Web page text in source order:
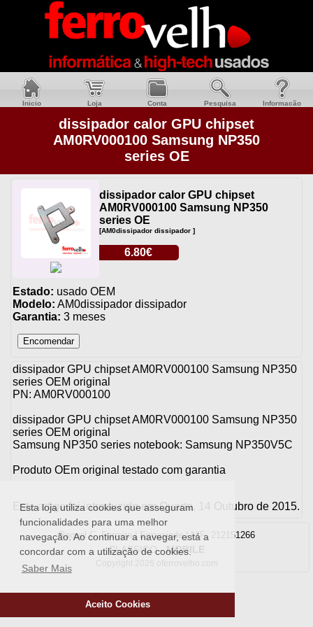
Esta loja utiliza cookies que asseguram
funcionalidades para uma melhor
navegação. Ao continuar a navegar, está a
concordar com a utilização de cookies.
Saber Mais
Aceito Cookies
Inicio Loja Conta Pesquisa Informacão
dissipador calor GPU chipset
AM0RV000100 Samsung NP350
series OE
dissipador calor GPU chipset
AM0RV000100 Samsung NP350
series OE
[AM0dissipador dissipador ]
6.80€
Estado: usado OEM
Modelo: AM0dissipador dissipador
Garantia: 3 meses
dissipador GPU chipset AM0RV000100 Samsung NP350
series OEM original
PN: AM0RV000100
dissipador GPU chipset AM0RV000100 Samsung NP350
series OEM original
Samsung NP350 series notebook: Samsung NP350V5C
Produto OEm original testado com garantia
Este artigo foi introduzido em Quarta, 14 Outubro de 2015.
Raquel C. Ferreira | Ermesinde | NIF: 212151266
CLASSICO-MOBILE
Copyright 2026 oferrovelho.com